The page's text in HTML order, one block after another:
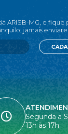
Segunda a
13h às 17h
ARISB-MG, e
jamais